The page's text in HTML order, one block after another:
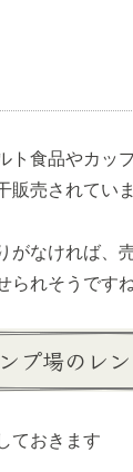
ト食品やカッ
販売されていま
がなければ、
られそうです
プ場のレ
ておきます